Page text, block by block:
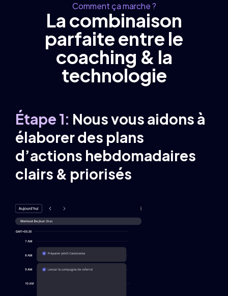
Comment ça marche ?
La combinaison
parfaite entre le
coaching & la
technologie
Étape 1: Nous vous aidons à
élaborer des plans
d’actions hebdomadaires
clairs & priorisés